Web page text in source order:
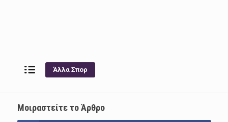
Άλλα Σπορ
Μοιραστείτε το Άρθρο